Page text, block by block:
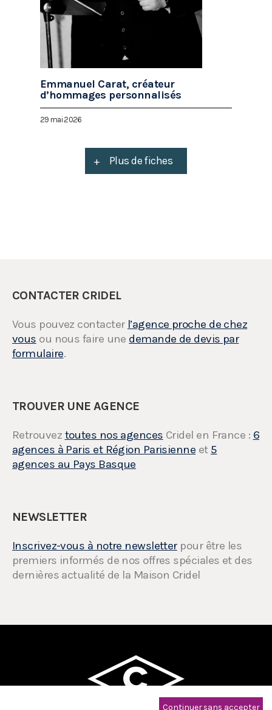
Emmanuel Carat, créateur
d’hommages personnalisés
29 mai 2026
+ Plus de fiches
CONTACTER CRIDEL
Vous pouvez contacter l’agence proche de chez
vous ou nous faire une demande de devis par
formulaire.
TROUVER UNE AGENCE
Retrouvez toutes nos agences Cridel en France : 6
agences à Paris et Région Parisienne et 5
agences au Pays Basque
NEWSLETTER
Inscrivez-vous à notre newsletterpour être les
premiers informés de nos offres spéciales et des
dernières actualité de la Maison Cridel
Continuer sans accepter